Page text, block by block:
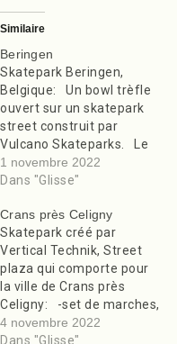
Similaire
Beringen
Skatepark Beringen,
Belgique: Un bowl trèfle
ouvert sur un skatepark
street construit par
Vulcano Skateparks. Le
bowl a deux profondeurs,
et de la margelle de
Pour le street on retrouve:
-Rails, -Handrails, -Plans
Inclinés, -Curbs, -Ledges, -
LoveSit, -Banks, -Bosses,
-Set de 4…
1 novembre 2022
Dans "Glisse"
Crans près Celigny
Skatepark créé par
Vertical Technik, Street
plaza qui comporte pour
la ville de Crans près
Celigny: -set de marches,
-volcano, -banks, -rails, -
table, -curbs, -wall ride, -
4 novembre 2022
Dans "Glisse"